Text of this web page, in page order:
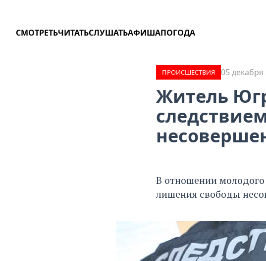
СМОТРЕТЬЧИТАТЬСЛУШАТЬАФИШАПОГОДА
ПРОИCШЕСТВИЯ 05 декабря
Житель
В отношении молодого
лишения свободы